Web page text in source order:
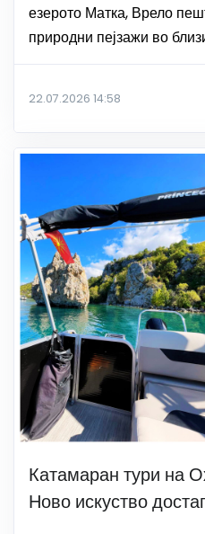
езерото Матка, Врело
природни пејзажи во
22.07.2026 14:58
Катамаран тури на
Ново искуство